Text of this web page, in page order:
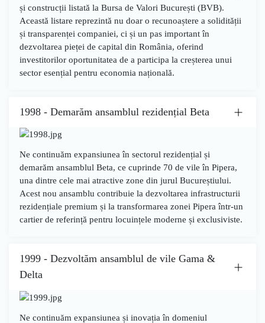
și construcții listată la Bursa de Valori București (BVB).
Această listare reprezintă nu doar o recunoaștere a solidității
și transparenței companiei, ci și un pas important în
dezvoltarea pieței de capital din România, oferind
investitorilor oportunitatea de a participa la creșterea unui
sector esențial pentru economia națională.
1998 - Demarăm ansamblul rezidențial Beta
Ne continuăm expansiunea în sectorul rezidențial și
demarăm ansamblul Beta, ce cuprinde 70 de vileîn Pipera,
una dintre cele mai atractive zone din jurul Bucureștiului.
Acest nou ansamblu contribuie la dezvoltarea infrastructurii
rezidențiale premium și la transformarea zonei Pipera într-un
cartier de referință pentru locuințele moderne și exclusiviste.
1999 - Dezvoltăm ansamblul de vile Gama &
Delta
Ne continuăm expansiunea și inovația în domeniul